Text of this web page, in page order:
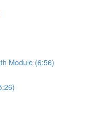
Module (6:56)